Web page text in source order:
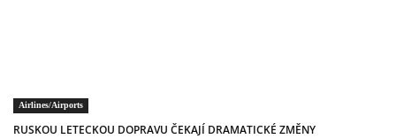
Airlines/Airports
RUSKOU LETECKOU DOPRAVU ČEKAJÍ DRAMATICKÉ ZMĚNY